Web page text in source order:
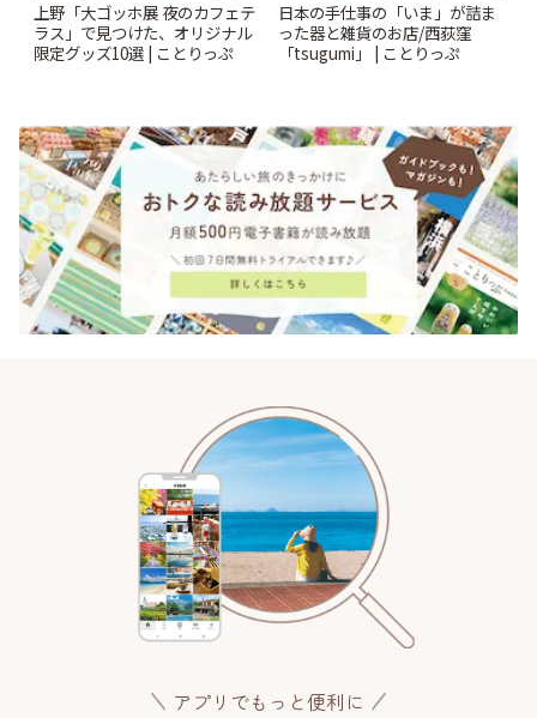
上野「大ゴッホ展 夜のカフェテ
ラス」で見つけた、オリジナル
限定グッズ10選 | ことりっぷ
日本の手仕事の「いま」が詰ま
った器と雑貨のお店/西荻窪
「tsugumi」 | ことりっぷ
アプリでもっと便利に